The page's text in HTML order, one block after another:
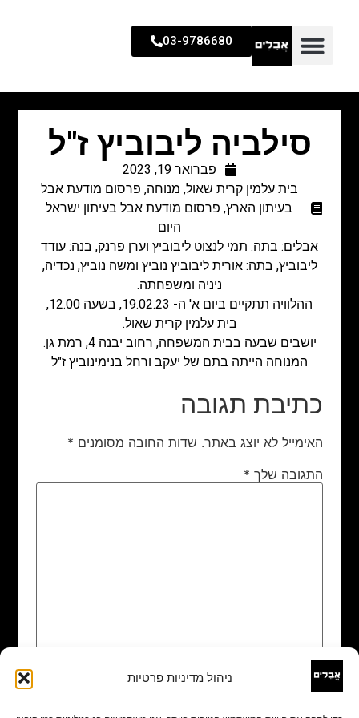
ניהול מדיניות פרטיות
03-9786680
סילביה ליבוביץ ז"ל
פברואר 19, 2023
בית עלמין קרית שאול, מנוחה, פרסום מודעת אבל
בעיתון הארץ, פרסום מודעת אבל בעיתון ישראל
היום
אבלים: בתה: תמי לנצוט ליבוביץ וערן פרנק, בנה: עודד
ליבוביץ, בתה: אורית ליבוביץ נוביץ ומשה נוביץ, נכדיה,
ניניה ומשפחתה.
ההלוויה תתקיים ביום א' ה- 19.02.23, בשעה 12.00,
בית עלמין קרית שאול.
יושבים שבעה בבית המשפחה, רחוב יבנה 4, רמת גן.
המנוחה הייתה בתם של יעקב ורחל בנימינוביץ ז"ל
כתיבת תגובה
האימייל לא יוצג באתר. שדות החובה מסומנים *
התגובה שלך *
שם